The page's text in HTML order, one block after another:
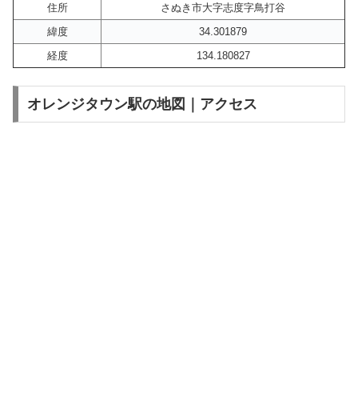
住所
さぬき市大字志度字鳥打谷
緯度
34.301879
経度
134.180827
オレンジタウン駅の地図｜アクセス